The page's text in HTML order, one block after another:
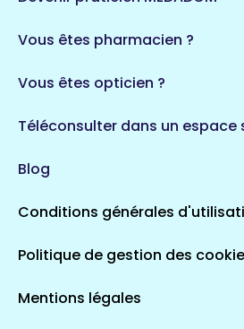
Vous êtes pharmacien ?
Vous êtes opticien ?
Téléconsulter dans un espace
Blog
Conditions générales
Politique de gestion des
Mentions légales